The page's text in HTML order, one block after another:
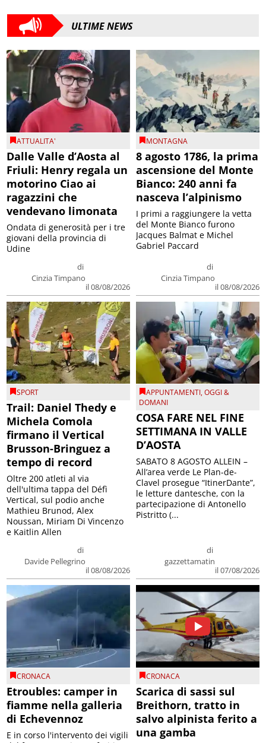
ULTIME NEWS
ATTUALITA'
Dalle Valle d’Aosta al
Friuli: Henry regala un
motorino Ciao ai
ragazzini che
vendevano limonata
di
Cinzia Timpano
il 08/08/2026
Ondata di generosità per i tre
giovani della provincia di
Udine
MONTAGNA
8 agosto 1786, la prima
ascensione del Monte
Bianco: 240 anni fa
nasceva l’alpinismo
di
Cinzia Timpano
il 08/08/2026
I primi a raggiungere la vetta
del Monte Bianco furono
Jacques Balmat e Michel
Gabriel Paccard
SPORT
Trail: Daniel Thedy e
Michela Comola
firmano il Vertical
Brusson-Bringuez a
tempo di record
di
Davide Pellegrino
il 08/08/2026
Oltre 200 atleti al via
dell'ultima tappa del Défì
Vertical, sul podio anche
Mathieu Brunod, Alex
Noussan, Miriam Di Vincenzo
e Kaitlin Allen
APPUNTAMENTI,OGGI &
DOMANI
COSA FARE NEL FINE
SETTIMANA IN VALLE
D’AOSTA
di
gazzettamatin
il 07/08/2026
SABATO 8 AGOSTO ALLEIN –
All’area verde Le Plan-de-
Clavel prosegue “ItinerDante”,
le letture dantesche, con la
partecipazione di Antonello
Pistritto (...
CRONACA
Etroubles: camper in
fiamme nella galleria
di Echevennoz
E in corso l'intervento dei vigili
CRONACA
Scarica di sassi sul
Breithorn, tratto in
salvo alpinista ferito a
una gamba